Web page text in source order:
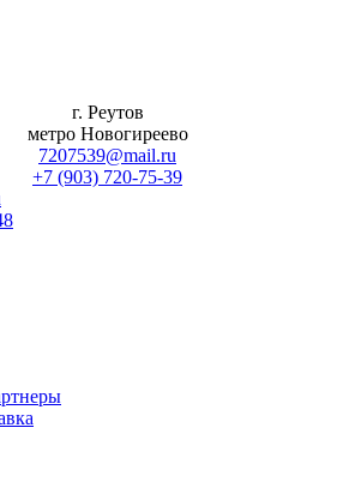
г. Реутов
метро Новогиреево
7207539@mail.ru
+7 (903) 720-75-39